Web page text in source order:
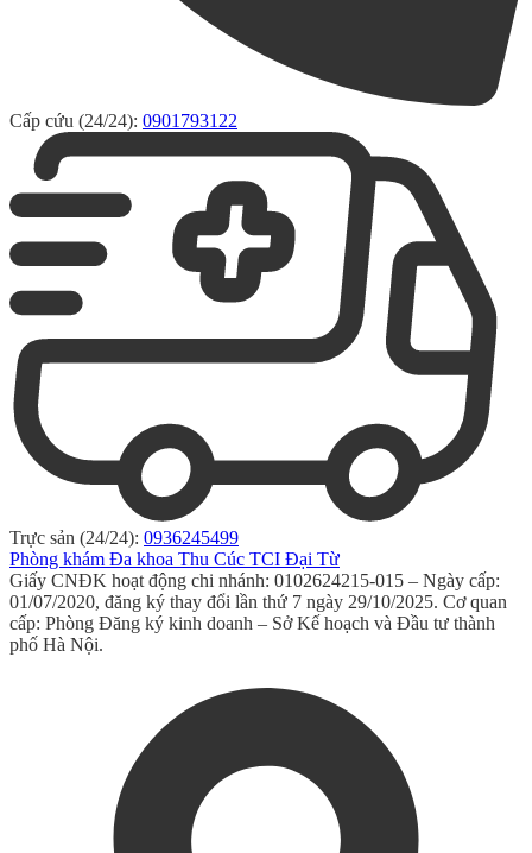
Cấp cứu (24/24): 0901793122
Trực sản (24/24): 0936245499
Phòng khám Đa khoa Thu Cúc TCI Đại Từ
Giấy CNĐK hoạt động chi nhánh: 0102624215-015 – Ngày cấp:
01/07/2020, đăng ký thay đổi lần thứ 7 ngày 29/10/2025. Cơ quan
cấp: Phòng Đăng ký kinh doanh – Sở Kế hoạch và Đầu tư thành
phố Hà Nội.